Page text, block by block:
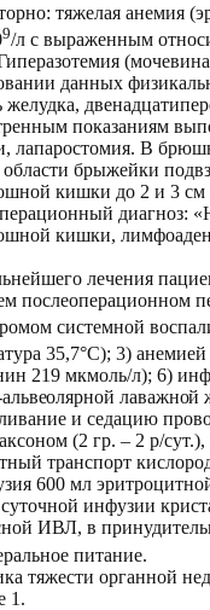
тяжелая анемия
9/л с выраженным
данных
желудка,
показаниям
лапаростомия. В
брыжейки
кишки до 2 и 3 см
диагноз:
кишки,
лечения
послеоперационном
системной
35,7°С); 3)
219 мкмоль/л); 6)
альвеолярной
и седацию
(2 гр. – 2 р/
транспорт
600 мл
инфузии
ИВЛ, в
питание.
тяжести органной
1.